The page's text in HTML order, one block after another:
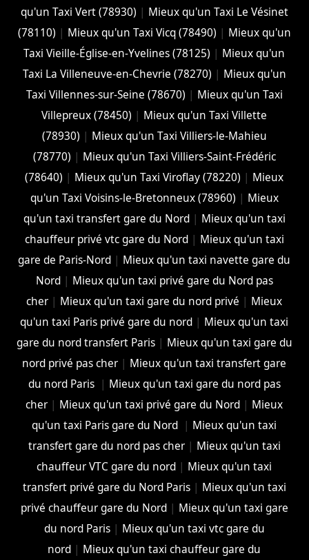
qu'un Taxi Vert (78930) | Mieux qu'un Taxi Le Vésinet
(78110) | Mieux qu'un Taxi Vicq (78490) | Mieux qu'un
Taxi Vieille-Église-en-Yvelines (78125) | Mieux qu'un
Taxi La Villeneuve-en-Chevrie (78270) | Mieux qu'un
Taxi Villennes-sur-Seine (78670) | Mieux qu'un Taxi
Villepreux (78450) | Mieux qu'un Taxi Villette
(78930) | Mieux qu'un Taxi Villiers-le-Mahieu
(78770) | Mieux qu'un Taxi Villiers-Saint-Frédéric
(78640) | Mieux qu'un Taxi Viroflay (78220) | Mieux
qu'un Taxi Voisins-le-Bretonneux (78960) | Mieux
qu'un taxi transfert gare du Nord| Mieux qu'un taxi
chauffeur privé vtc gare du Nord| Mieux qu'un taxi
gare de Paris-Nord | Mieux qu'un taxi navette gare du
Nord| Mieux qu'un taxi privé gare du Nord pas
cher | Mieux qu'un taxi gare du nord privé | Mieux
qu'un taxi Paris privé gare du nord | Mieux qu'un taxi
gare du nord transfert Paris| Mieux qu'un taxi gare du
nord privé pas cher | Mieux qu'un taxi transfert gare
du nord Paris | Mieux qu'un taxi gare du nord pas
cher | Mieux qu'un taxi privé gare du Nord | Mieux
qu'un taxi Paris gare du Nord | Mieux qu'un taxi
transfert gare du nord pas cher| Mieux qu'un taxi
chauffeur VTC gare du nord | Mieux qu'un taxi
transfert privé gare du Nord Paris| Mieux qu'un taxi
privé chauffeur gare du Nord| Mieux qu'un taxi gare
du nord Paris| Mieux qu'un taxi vtc gare du
nord | Mieux qu'un taxi chauffeur gare du